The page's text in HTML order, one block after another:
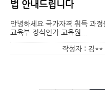
법 안내드립니다
안녕하세요 국가자격 취득 과
교육부 정식인가 교육원...
작성자 : 김**